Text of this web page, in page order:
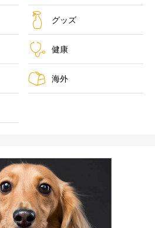
グッズ
健康
海外